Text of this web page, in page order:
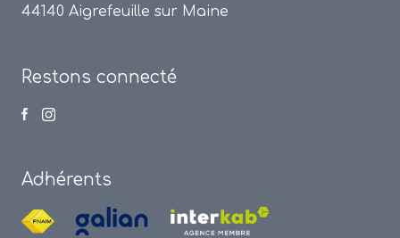
44140 Aigrefeuille sur Maine
Restons connecté
Adhérents